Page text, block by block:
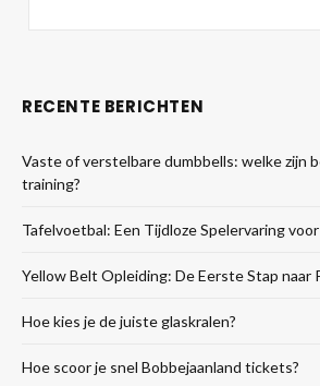
RECENTE BERICHTEN
Vaste of verstelbare dumbbells: welke zijn
training?
Tafelvoetbal: Een Tijdloze Spelervaring
Yellow Belt Opleiding: De Eerste Stap
Hoe kies je de juiste glaskralen?
Hoe scoor je snel Bobbejaanland tickets?